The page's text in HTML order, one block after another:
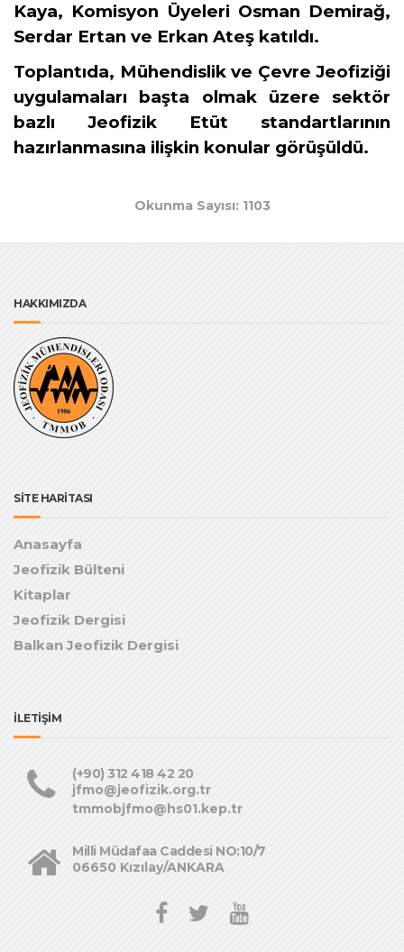
Kaya, Komisyon Üyeleri Osman Demirağ,
Serdar Ertan ve Erkan Ateş katıldı.
Toplantıda, Mühendislik ve Çevre Jeofiziği
uygulamaları başta olmak üzere sektör
bazlı Jeofizik Etüt standartlarının
hazırlanmasına ilişkin konular görüşüldü.
Okunma Sayısı: 1103
HAKKIMIZDA
SİTE HARİTASI
Anasayfa
Jeofizik Bülteni
Kitaplar
Jeofizik Dergisi
Balkan Jeofizik Dergisi
İLETİŞİM
(+90) 312 418 42 20
jfmo@jeofizik.org.tr
tmmobjfmo@hs01.kep.tr
Milli Müdafaa Caddesi NO:10/7
06650 Kızılay/ANKARA